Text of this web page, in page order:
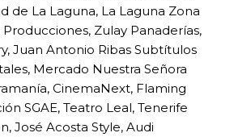
de La Laguna, La Laguna Zona
Zulay Panaderías,
Juan Antonio Ribas Subtítulos
Mercado Nuestra Señora
CinemaNext, Flaming
SGAE, Teatro Leal, Tenerife
José Acosta Style, Audi